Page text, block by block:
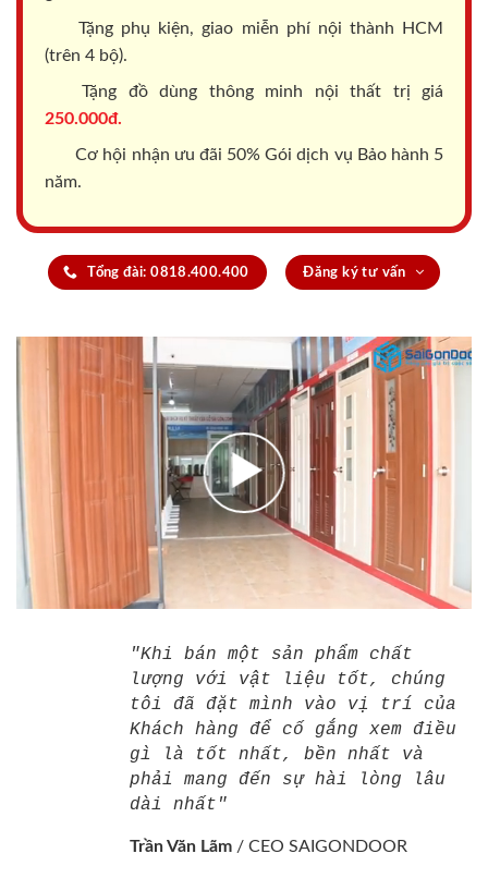
Tặng phụ kiện, giao miễn phí nội thành HCM
(trên 4 bộ).
Tặng đồ dùng thông minh nội thất trị giá
250.000đ.
Cơ hội nhận ưu đãi 50% Gói dịch vụ Bảo hành 5
năm.
Tổng đài: 0818.400.400 Đăng ký tư vấn
"Khi bán một sản phẩm chất
lượng với vật liệu tốt, chúng
tôi đã đặt mình vào vị trí của
Khách hàng để cố gắng xem điều
gì là tốt nhất, bền nhất và
phải mang đến sự hài lòng lâu
dài nhất"
Trần Văn Lãm / CEO SAIGONDOOR